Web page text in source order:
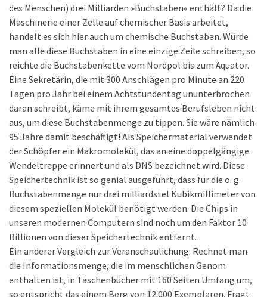
des Menschen) drei Milliarden »Buchstaben« enthält? Da die
Maschinerie einer Zelle auf chemischer Basis arbeitet,
handelt es sich hier auch um chemische Buchstaben. Würde
man alle diese Buchstaben in eine einzige Zeile schreiben, so
reichte die Buchstabenkette vom Nordpol bis zum Äquator.
Eine Sekretärin, die mit 300 Anschlägen pro Minute an 220
Tagen pro Jahr bei einem Achtstundentag ununterbrochen
daran schreibt, käme mit ihrem gesamtes Berufsleben nicht
aus, um diese Buchstabenmenge zu tippen. Sie wäre nämlich
95 Jahre damit beschäftigt! Als Speichermaterial verwendet
der Schöpfer ein Makromolekül, das an eine doppelgängige
Wendeltreppe erinnert und als DNS bezeichnet wird. Diese
Speichertechnik ist so genial ausgeführt, dass für die o. g.
Buchstabenmenge nur drei milliardstel Kubikmillimeter von
diesem speziellen Molekül benötigt werden. Die Chips in
unseren modernen Computern sind noch um den Faktor 10
Billionen von dieser Speichertechnik entfernt.
Ein anderer Vergleich zur Veranschaulichung: Rechnet man
die Informationsmenge, die im menschlichen Genom
enthalten ist, in Taschenbücher mit 160 Seiten Umfang um,
so entspricht das einem Berg von 12.000 Exemplaren. Fragt